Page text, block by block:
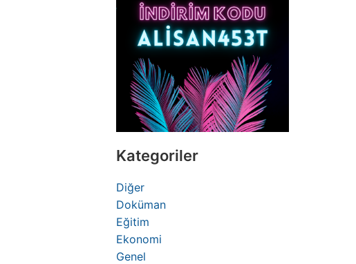
Kategoriler
Diğer
Doküman
Eğitim
Ekonomi
Genel